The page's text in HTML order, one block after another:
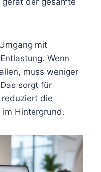
mit
Wenn
muss weniger
sorgt für
die
Hintergrund.